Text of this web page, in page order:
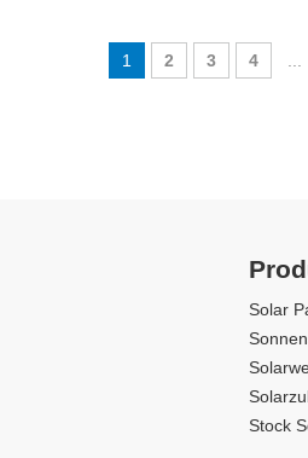
1 2 3 4
Solar
Stock